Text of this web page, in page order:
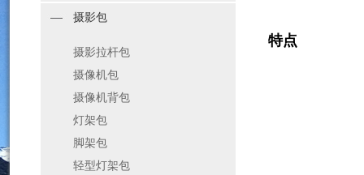
摄影包
摄影拉杆包
摄像机包
摄像机背包
灯架包
脚架包
轻型灯架包
特点